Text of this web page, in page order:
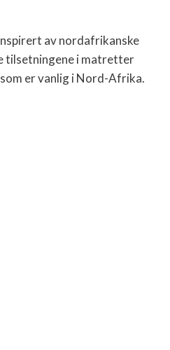
av nordafrikanske
tilsetningene i matretter
er vanlig i Nord-Afrika.